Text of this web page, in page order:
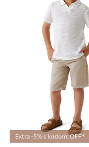
Extra -5% s kodom: OFF*